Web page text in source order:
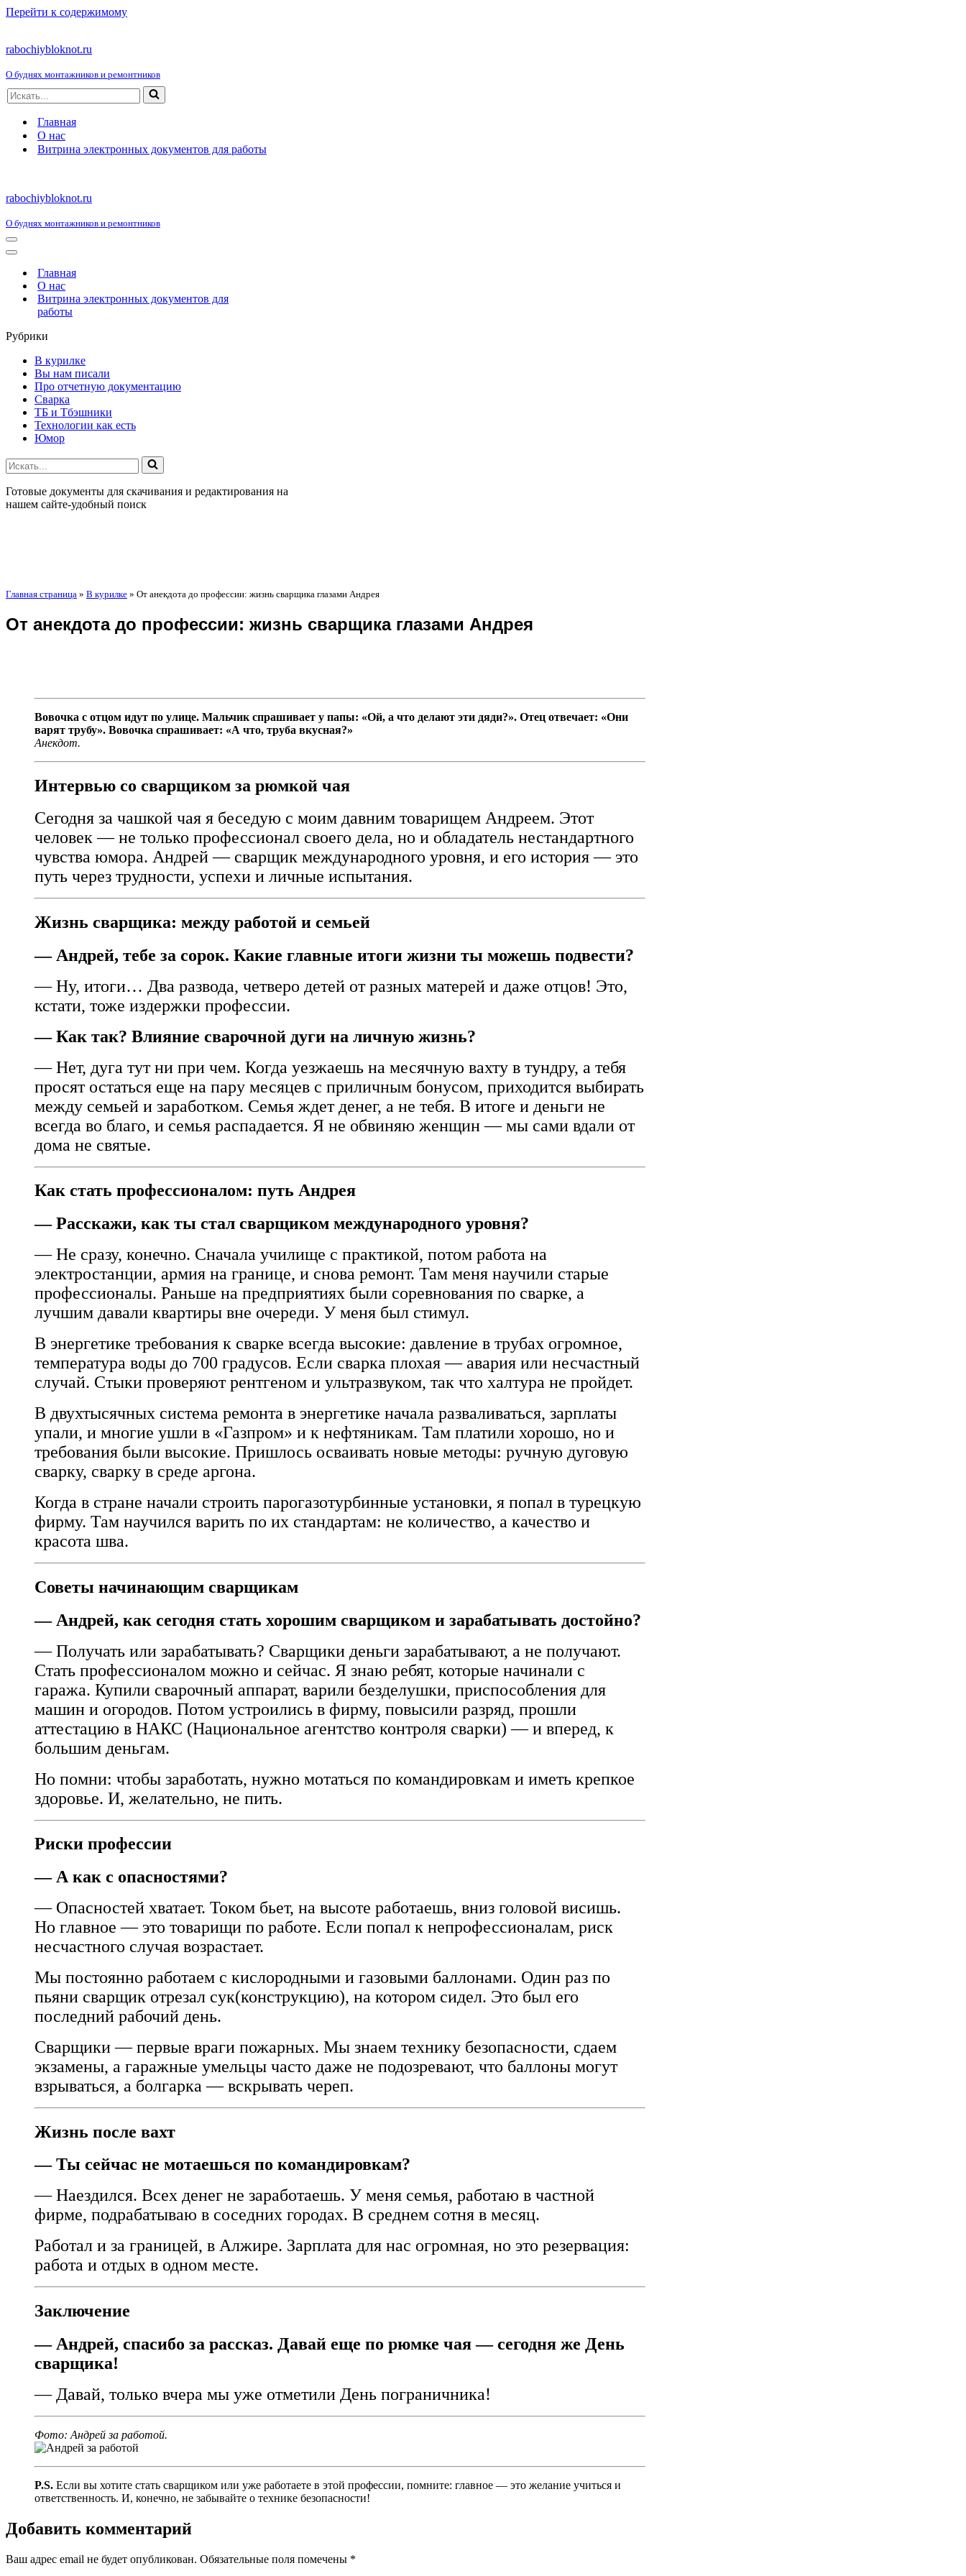
Перейти к содержимому
rabochiybloknot.ru
О буднях монтажников и ремонтников
Искать...
Главная
О нас
Витрина электронных документов для работы
rabochiybloknot.ru
О буднях монтажников и ремонтников
Меню
навигации
Меню
навигацииГлавная
О нас
Витрина электронных документов для
работы
Рубрики
В курилке
Вы нам писали
Про отчетную документацию
Сварка
ТБ и Тбэшники
Технологии как есть
Юмор
Искать...
Готовые документы для скачивания и редактирования на
нашем сайте-удобный поиск
Главная страница » В курилке » От анекдота до профессии: жизнь сварщика глазами Андрея
От анекдота до профессии: жизнь сварщика глазами Андрея
Вовочка с отцом идут по улице. Мальчик спрашивает у папы: «Ой, а что делают эти дяди?». Отец отвечает: «Они
варят трубу». Вовочка спрашивает: «А что, труба вкусная?»
Анекдот.
Интервью со сварщиком за рюмкой чая
Сегодня за чашкой чая я беседую с моим давним товарищем Андреем. Этот
человек — не только профессионал своего дела, но и обладатель нестандартного
чувства юмора. Андрей — сварщик международного уровня, и его история — это
путь через трудности, успехи и личные испытания.
Жизнь сварщика: между работой и семьей
— Андрей, тебе за сорок. Какие главные итоги жизни ты можешь подвести?
— Ну, итоги… Два развода, четверо детей от разных матерей и даже отцов! Это,
кстати, тоже издержки профессии.
— Как так? Влияние сварочной дуги на личную жизнь?
— Нет, дуга тут ни при чем. Когда уезжаешь на месячную вахту в тундру, а тебя
просят остаться еще на пару месяцев с приличным бонусом, приходится выбирать
между семьей и заработком. Семья ждет денег, а не тебя. В итоге и деньги не
всегда во благо, и семья распадается. Я не обвиняю женщин — мы сами вдали от
дома не святые.
Как стать профессионалом: путь Андрея
— Расскажи, как ты стал сварщиком международного уровня?
— Не сразу, конечно. Сначала училище с практикой, потом работа на
электростанции, армия на границе, и снова ремонт. Там меня научили старые
профессионалы. Раньше на предприятиях были соревнования по сварке, а
лучшим давали квартиры вне очереди. У меня был стимул.
В энергетике требования к сварке всегда высокие: давление в трубах огромное,
температура воды до 700 градусов. Если сварка плохая — авария или несчастный
случай. Стыки проверяют рентгеном и ультразвуком, так что халтура не пройдет.
В двухтысячных система ремонта в энергетике начала разваливаться, зарплаты
упали, и многие ушли в «Газпром» и к нефтяникам. Там платили хорошо, но и
требования были высокие. Пришлось осваивать новые методы: ручную дуговую
сварку, сварку в среде аргона.
Когда в стране начали строить парогазотурбинные установки, я попал в турецкую
фирму. Там научился варить по их стандартам: не количество, а качество и
красота шва.
Советы начинающим сварщикам
— Андрей, как сегодня стать хорошим сварщиком и зарабатывать достойно?
— Получать или зарабатывать? Сварщики деньги зарабатывают, а не получают.
Стать профессионалом можно и сейчас. Я знаю ребят, которые начинали с
гаража. Купили сварочный аппарат, варили безделушки, приспособления для
машин и огородов. Потом устроились в фирму, повысили разряд, прошли
аттестацию в НАКС (Национальное агентство контроля сварки) — и вперед, к
большим деньгам.
Но помни: чтобы заработать, нужно мотаться по командировкам и иметь крепкое
здоровье. И, желательно, не пить.
Риски профессии
— А как с опасностями?
— Опасностей хватает. Током бьет, на высоте работаешь, вниз головой висишь.
Но главное — это товарищи по работе. Если попал к непрофессионалам, риск
несчастного случая возрастает.
Мы постоянно работаем с кислородными и газовыми баллонами. Один раз по
пьяни сварщик отрезал сук(конструкцию), на котором сидел. Это был его
последний рабочий день.
Сварщики — первые враги пожарных. Мы знаем технику безопасности, сдаем
экзамены, а гаражные умельцы часто даже не подозревают, что баллоны могут
взрываться, а болгарка — вскрывать череп.
Жизнь после вахт
— Ты сейчас не мотаешься по командировкам?
— Наездился. Всех денег не заработаешь. У меня семья, работаю в частной
фирме, подрабатываю в соседних городах. В среднем сотня в месяц.
Работал и за границей, в Алжире. Зарплата для нас огромная, но это резервация:
работа и отдых в одном месте.
Заключение
— Андрей, спасибо за рассказ. Давай еще по рюмке чая — сегодня же День
сварщика!
— Давай, только вчера мы уже отметили День пограничника!
Фото: Андрей за работой.
P.S. Если вы хотите стать сварщиком или уже работаете в этой профессии, помните: главное — это желание учиться и
ответственность. И, конечно, не забывайте о технике безопасности!
Добавить комментарий
Ваш адрес email не будет опубликован. Обязательные поля помечены *